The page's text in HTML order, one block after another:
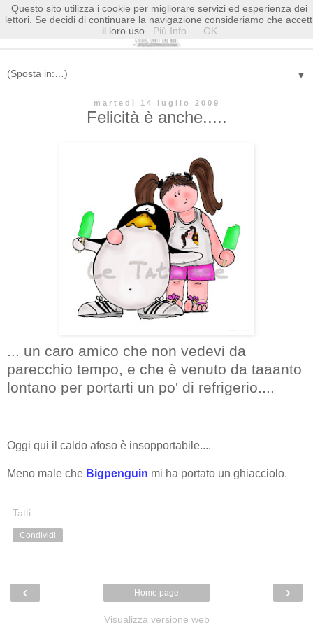
▼
martedì 14 luglio 2009
Felicità è anche.....
... un caro amico che non vedevi da
parecchio tempo, e che è venuto da taaanto
lontano per portarti un po' di refrigerio....
Oggi qui il caldo afoso è insopportabile....
Meno male che Bigpenguin mi ha portato un ghiacciolo.
Tatti
Condividi
‹ ›
Home page
Visualizza versione web
Questo sito utilizza i cookie per migliorare servizi ed esperienza dei
lettori. Se decidi di continuare la navigazione consideriamo che
il loro uso.
Più Info OK